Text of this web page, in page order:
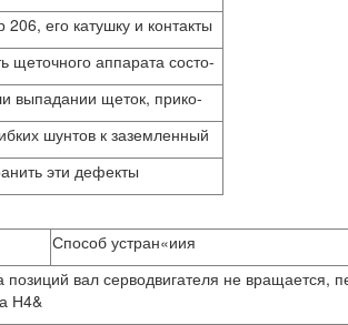
206, его катушку и контакты
щеточного аппарата состо-
выпадании щеток, прико-
шунтов к заземленный
эти дефекты
Способ устран«иия
вал серводвигателя не вращается,
Н4&